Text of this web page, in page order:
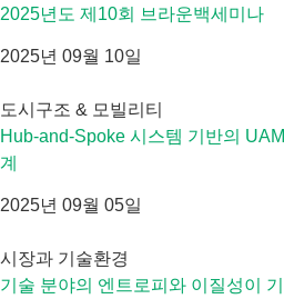
2025년도 제10회 브라운백세미나
2025년 09월 10일
도시구조 & 모빌리티
Hub-and-Spoke 시스템 기반의
계
2025년 09월 05일
시장과 기술환경
기술 분야의 엔트로피와 이질성이